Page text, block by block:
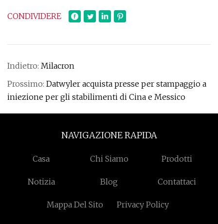
CONDIVIDERE
Indietro: Milacron
Prossimo: Datwyler acquista presse per stampaggio a
iniezione per gli stabilimenti di Cina e Messico
NAVIGAZIONE RAPIDA
Casa Chi Siamo Prodotti
Notizia Blog Contattaci
Mappa Del Sito Privacy Policy